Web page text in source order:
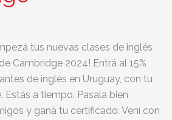
tus nuevas clases de inglés
Cambridge 2024! Entrá al 15%
de inglés en Uruguay, con tu
a tiempo. Pasala bien
y ganá tu certificado. Vení con